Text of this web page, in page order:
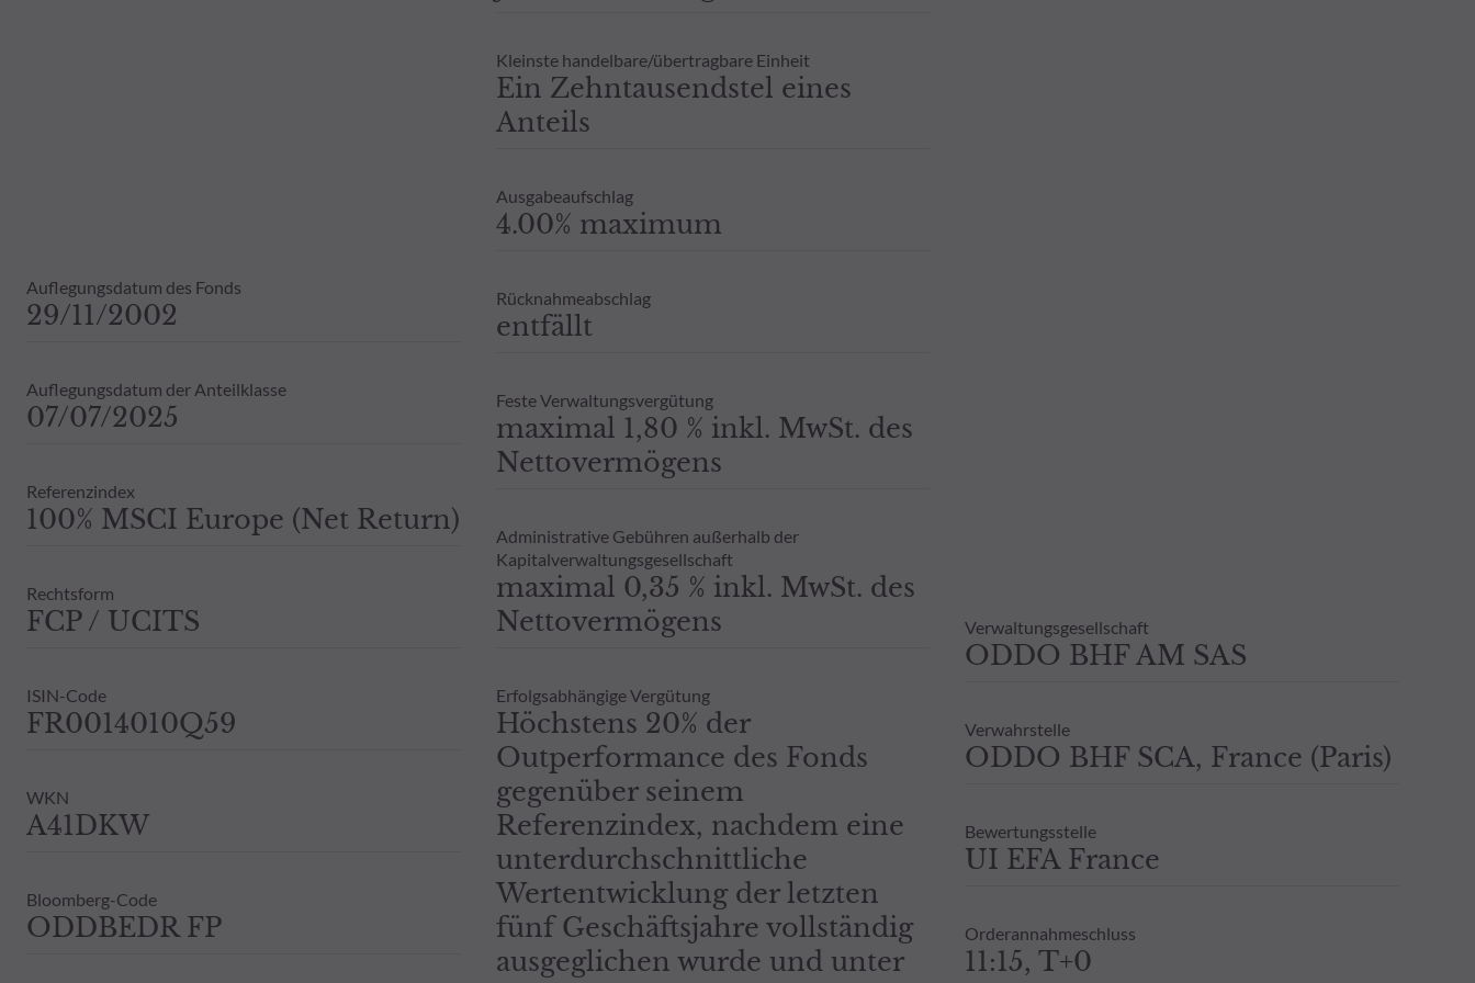
Auflegungsdatum des Fonds
29/11/2002
Auflegungsdatum der Anteilklasse
07/07/2025
Referenzindex
100% MSCI Europe (Net Return)
Rechtsform
FCP / UCITS
ISIN-Code
FR0014010Q59
WKN
A41DKW
Bloomberg-Code
ODDBEDR FP
Kleinste handelbare/übertragbare Einheit
Ein Zehntausendstel eines
Anteils
Ausgabeaufschlag
4.00% maximum
Rücknahmeabschlag
entfällt
Feste Verwaltungsvergütung
maximal 1,80 % inkl. MwSt. des
Nettovermögens
Administrative Gebühren außerhalb der
Kapitalverwaltungsgesellschaft
maximal 0,35 % inkl. MwSt. des
Nettovermögens
Erfolgsabhängige Vergütung
Höchstens 20% der
Outperformance des Fonds
gegenüber seinem
Referenzindex, nachdem eine
unterdurchschnittliche
Wertentwicklung der letzten
fünf Geschäftsjahre vollständig
ausgeglichen wurde und unter
Verwaltungsgesellschaft
ODDO BHF AM SAS
Verwahrstelle
ODDO BHF SCA, France (Paris)
Bewertungsstelle
UI EFA France
Orderannahmeschluss
11:15, T+0
Dies beinhaltet bei Vorliegen eines berechtigten Interesses und unter Wahrung einer angemessenen zeitlichen Verzögerung auch
Bestandsinformationen zu allen von ODDO BHF AM GmbH in Deutschland aufgelegten Publikumsfonds. Eine Wertentwicklung in der
Vergangenheit darf nicht als Hinweis oder Garantie für die zukünftige Wertentwicklung angesehen werden, und es wird keine -